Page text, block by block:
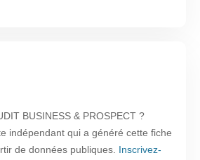
BUSINESS & PROSPECT ?
indépendant qui a généré cette fiche
de données publiques. Inscrivez-